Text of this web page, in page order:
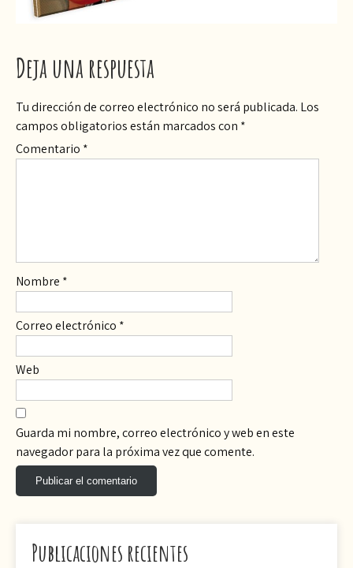
Deja una respuesta
Tu dirección de correo electrónico no será publicada. Los
campos obligatorios están marcados con *
Comentario *
Nombre *
Correo electrónico *
Web
Guarda mi nombre, correo electrónico y web en este
navegador para la próxima vez que comente.
Publicaciones recientes